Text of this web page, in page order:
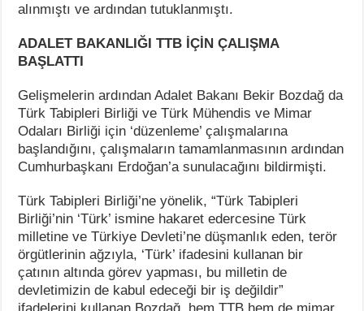
alınmıştı ve ardından tutuklanmıştı.
ADALET BAKANLIĞI TTB İÇİN ÇALIŞMA
BAŞLATTI
Gelişmelerin ardından Adalet Bakanı Bekir Bozdağ da
Türk Tabipleri Birliği ve Türk Mühendis ve Mimar
Odaları Birliği için ‘düzenleme’ çalışmalarına
başlandığını, çalışmaların tamamlanmasının ardından
Cumhurbaşkanı Erdoğan’a sunulacağını bildirmişti.
Türk Tabipleri Birliği’ne yönelik, “Türk Tabipleri
Birliği’nin ‘Türk’ ismine hakaret edercesine Türk
milletine ve Türkiye Devleti’ne düşmanlık eden, terör
örgütlerinin ağzıyla, ‘Türk’ ifadesini kullanan bir
çatının altında görev yapması, bu milletin de
devletimizin de kabul edeceği bir iş değildir”